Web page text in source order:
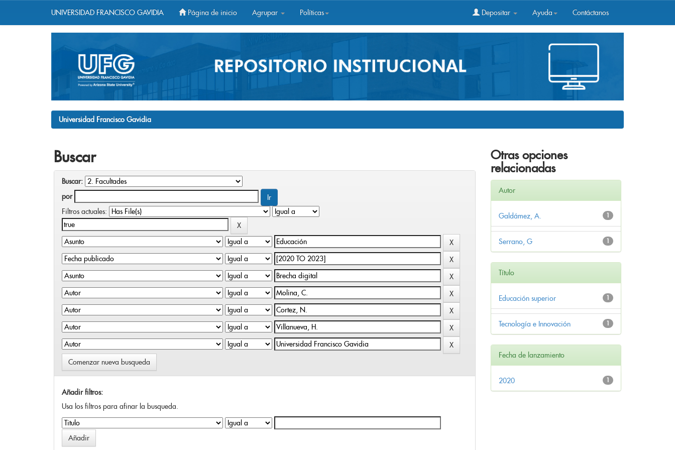
UNIVERSIDAD FRANCISCO GAVIDIA Página de inicio Agrupar Políticas Depositar Ayuda Contáctanos
Universidad Francisco Gavidia
Buscar
Buscar:
por
Filtros actuales:
Comenzar nueva busqueda
Añadir filtros:
Usa los filtros para afinar la busqueda.
Otras opciones
relacionadas
Autor
1
Galdámez, A.
1
Serrano, G
Título
1
Educación superior
1
Tecnología e Innovación
Fecha de lanzamiento
1
2020